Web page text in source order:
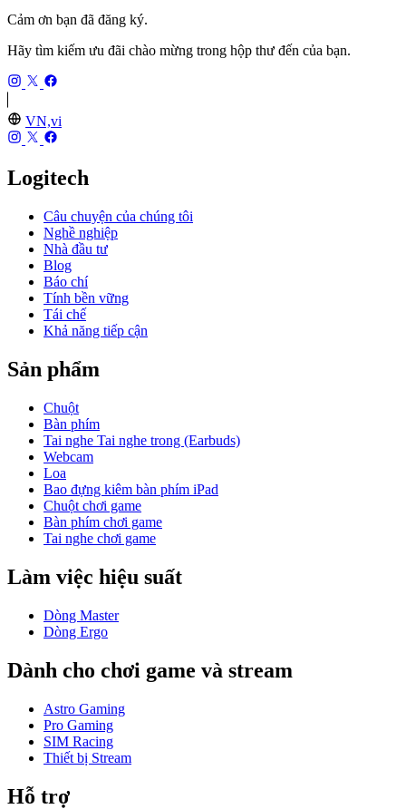
Cảm ơn bạn đã đăng ký.
Hãy tìm kiếm ưu đãi chào mừng trong hộp thư đến của bạn.
VN,vi
Logitech
Câu chuyện của chúng tôi
Nghề nghiệp
Nhà đầu tư
Blog
Báo chí
Tính bền vững
Tái chế
Khả năng tiếp cận
Sản phẩm
Chuột
Bàn phím
Tai nghe Tai nghe trong (Earbuds)
Webcam
Loa
Bao đựng kiêm bàn phím iPad
Chuột chơi game
Bàn phím chơi game
Tai nghe chơi game
Làm việc hiệu suất
Dòng Master
Dòng Ergo
Dành cho chơi game và stream
Astro Gaming
Pro Gaming
SIM Racing
Thiết bị Stream
Hỗ trợ